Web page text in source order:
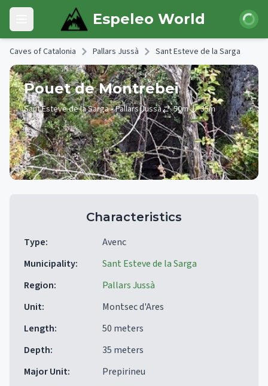
Skip to main content
Open main menu Espeleo World Login
Caves of Catalonia Pallars Jussà Sant Esteve de la Sarga
Pouet de Montrebei
Sant Esteve de la Sarga• Pallars Jussà 50m 35m
Characteristics
Type:
Avenc
Municipality:
Sant Esteve de la Sarga
Region:
Pallars Jussà
Unit:
Montsec d'Ares
Length:
50 meters
Depth:
35 meters
Major Unit:
Prepirineu